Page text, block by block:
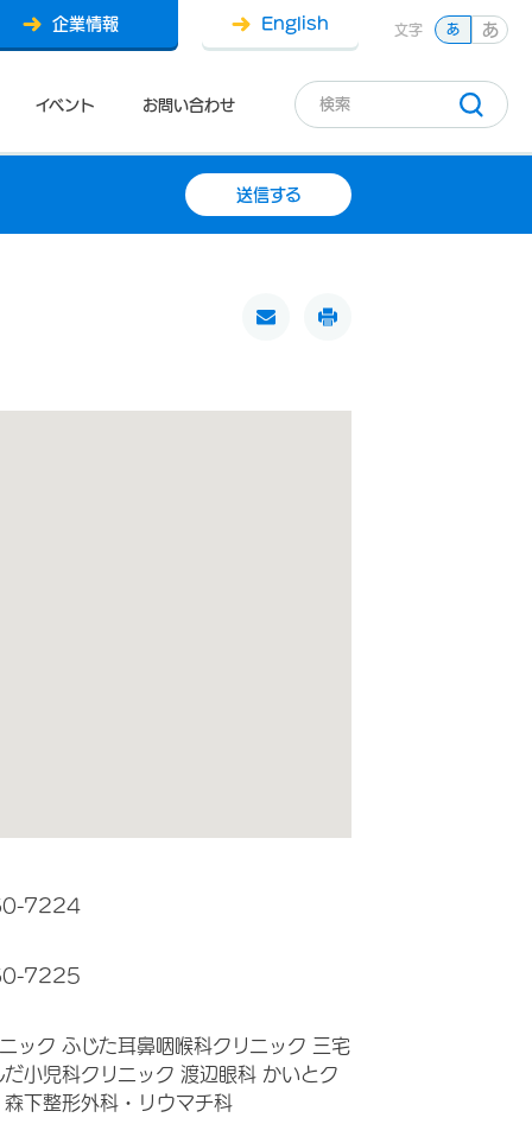
イベント お問い合わせ
企業情報 English 文字 あ あ
送信する
7224
7225
ック ふじた耳鼻咽喉科クリニック 三宅
だ小児科クリニック 渡辺眼科 かいとク
森下整形外科・リウマチ科